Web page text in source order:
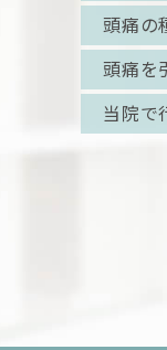
頭痛の
頭痛を
当院で